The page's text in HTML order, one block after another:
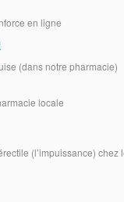
en ligne
(dans notre pharmacie)
locale
(l’impuissance)